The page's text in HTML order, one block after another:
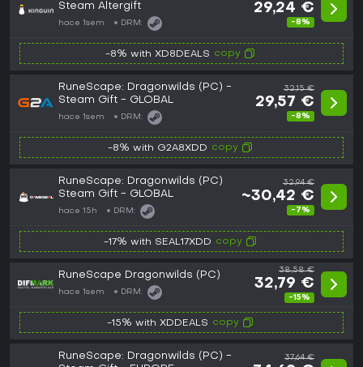
Steam Altergift
hace 1sem DRM:
29,24 €
-8%
-8% with XD8DEALS copy
RuneScape: Dragonwilds (PC) -
Steam Gift - GLOBAL
hace 1sem DRM:
32,15 €
29,57 €
-8%
-8% with G2A8XDD copy
RuneScape: Dragonwilds (PC)
Steam Gift - GLOBAL
hace 15h DRM:
32,94 €
~30,42 €
-7%
-17% with SEAL17XDD copy
RuneScape Dragonwilds (PC)
hace 1sem DRM:
38,58 €
32,79 €
-15%
-15% with XDDEALS copy
RuneScape: Dragonwilds (PC) -
37,64 €